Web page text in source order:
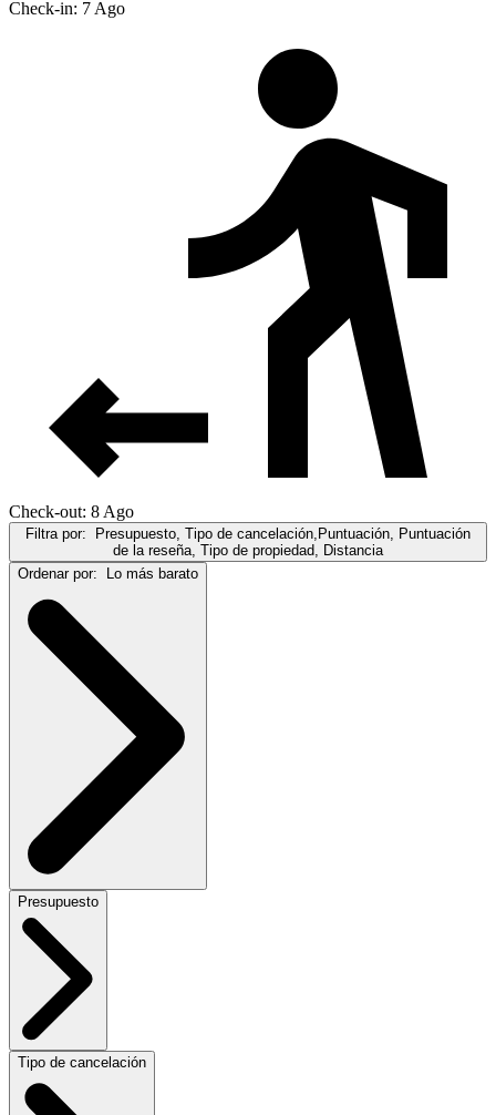
Check-in: 7 Ago
Check-out: 8 Ago
Filtra por:
Presupuesto, Tipo de cancelación,Puntuación, Puntuación
de la reseña, Tipo de propiedad, Distancia
Ordenar por:
Lo más barato
Presupuesto
Tipo de cancelación